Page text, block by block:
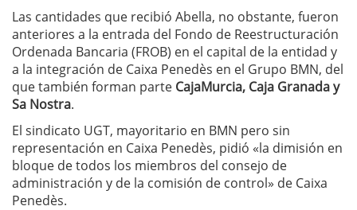
Las cantidades que recibió Abella, no obstante, fueron
anteriores a la entrada del Fondo de Reestructuración
Ordenada Bancaria (FROB) en el capital de la entidad y
a la integración de Caixa Penedès en el Grupo BMN, del
que también forman parte CajaMurcia, Caja Granada y
Sa Nostra.
El sindicato UGT, mayoritario en BMN pero sin
representación en Caixa Penedès, pidió «la dimisión en
bloque de todos los miembros del consejo de
administración y de la comisión de control» de Caixa
Penedès.